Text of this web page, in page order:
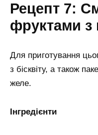
Рецепт 7:
фруктами з
Для приготування
з бісквіту, а також
желе.
Інгредієнти